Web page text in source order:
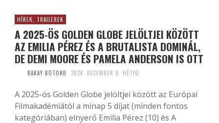
HÍREK, TRAILEREK
A 2025-ÖS GOLDEN GLOBE JELÖLTJEI KÖZÖTT
AZ EMILIA PÉREZ ÉS A BRUTALISTA DOMINÁL,
DE DEMI MOORE ÉS PAMELA ANDERSON IS OTT
BAKAY BOTOND 2024. DECEMBER 9. HÉTFŐ
A 2025-ös Golden Globe jelöltjei között az Európai
Filmakadémiától a minap 5 díjat (minden fontos
kategóriában) elnyerő Emilia Pérez (10) és A